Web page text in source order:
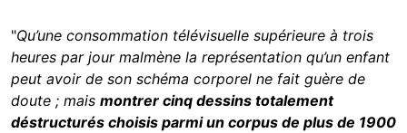
"Qu’une consommation télévisuelle supérieure à trois
heures par jour malmène la représentation qu’un enfant
peut avoir de son schéma corporel ne fait guère de
doute ; mais montrer cinq dessins totalement
déstructurés choisis parmi un corpus de plus de 1900